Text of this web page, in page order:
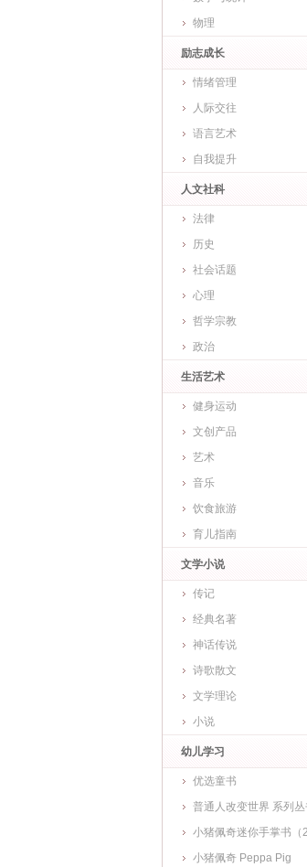
物理
励志成长
情绪管理
人际交往
语言艺术
自我提升
人文社科
法律
历史
社会话题
心理
哲学宗教
政治
生活艺术
健身运动
文创产品
艺术
音乐
饮食旅游
育儿指南
文学小说
传记
经典名著
神话传说
诗歌散文
文学理论
小说
幼儿学习
优选童书
普通人改变世界 系列丛
小猪佩奇迷你手掌书（
岁)
小猪佩奇 Peppa Pig